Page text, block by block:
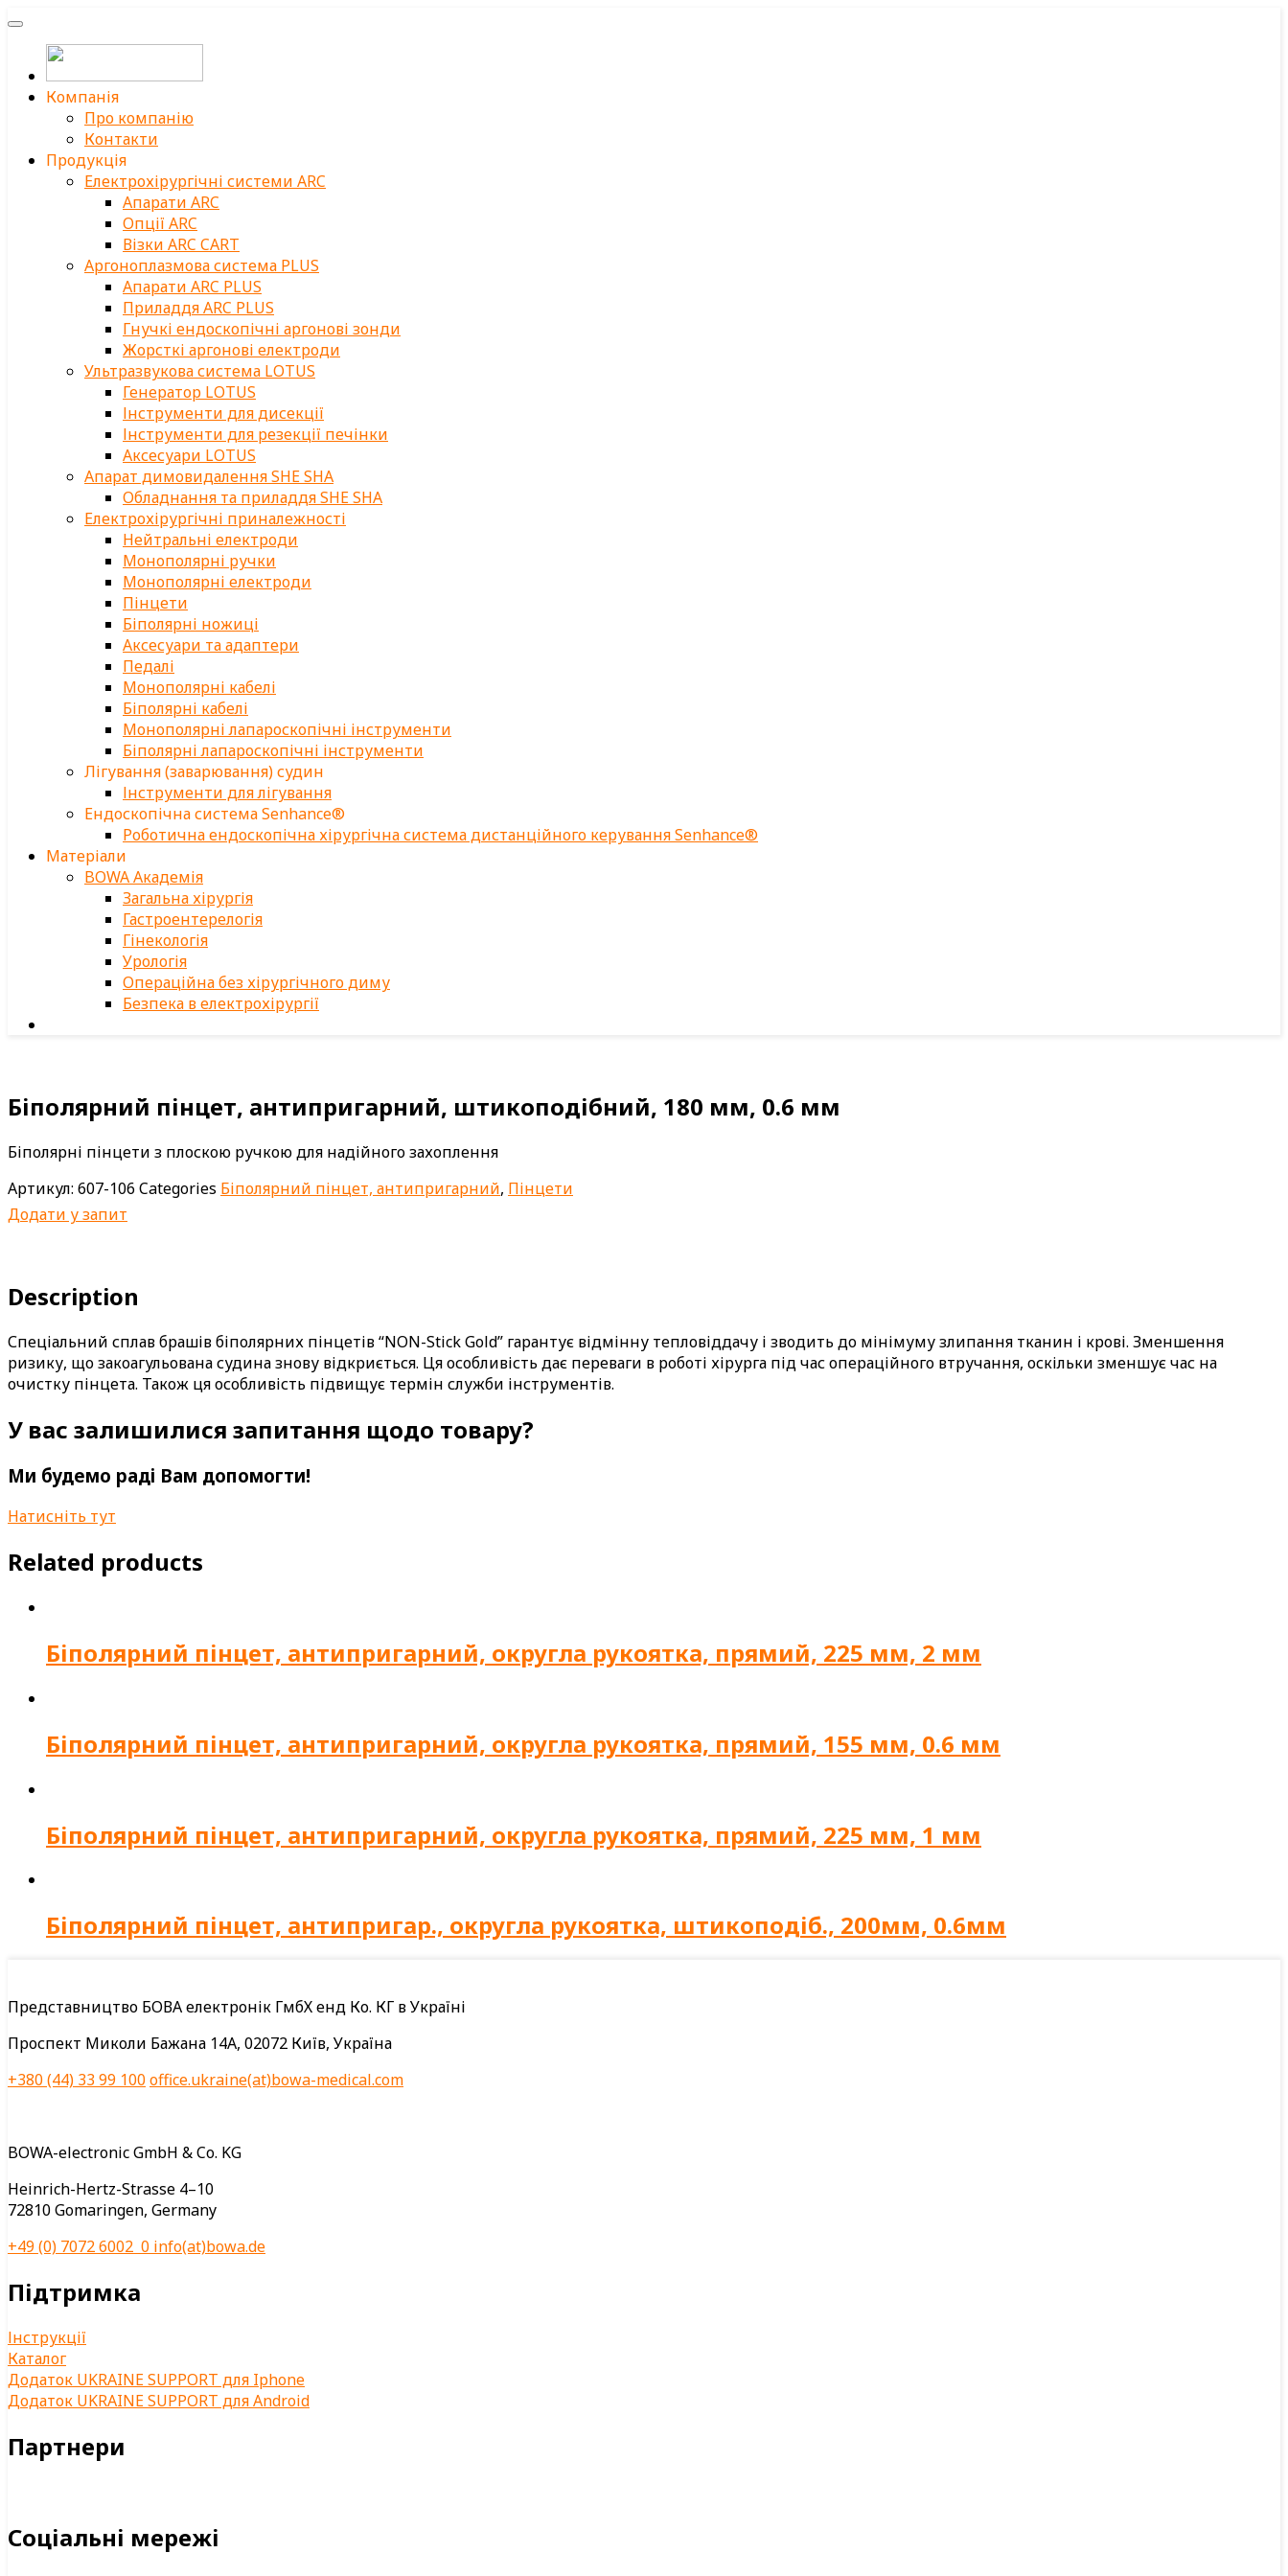
Компанія
Про компанію
Контакти
Продукція
Електрохірургічні системи ARC
Апарати ARC
Опції ARC
Візки ARC CART
Аргоноплазмова система PLUS
Апарати ARC PLUS
Приладдя ARC PLUS
Гнучкі ендоскопічні аргонові зонди
Жорсткі аргонові електроди
Ультразвукова система LOTUS
Генератор LOTUS
Інструменти для дисекції
Інструменти для резекції печінки
Аксесуари LOTUS
Апарат димовидалення SHE SHA
Обладнання та приладдя SHE SHA
Електрохірургічні приналежності
Нейтральні електроди
Монополярні ручки
Монополярні електроди
Пінцети
Біполярні ножиці
Аксесуари та адаптери
Педалі
Монополярні кабелі
Біполярні кабелі
Монополярні лапароскопічні інструменти
Біполярні лапароскопічні інструменти
Лігування (заварювання) судин
Інструменти для лігування
Ендоскопічна система Senhance®
Роботична ендоскопічна хірургічна система дистанційного керування Senhance®
Матеріали
BOWA Академія
Загальна хірургія
Гастроентерелогія
Гінекологія
Урологія
Операційна без хірургічного диму
Безпека в електрохірургії
Біполярний пінцет, антипригарний, штикоподібний, 180 мм, 0.6 мм
Біполярні пінцети з плоскою ручкою для надійного захоплення
Артикул: 607-106 Categories Біполярний пінцет, антипригарний, Пінцети
Додати у запит
Description
Спеціальний сплав брашів біполярних пінцетів “NON-Stick Gold” гарантує відмінну тепловіддачу і зводить до мінімуму злипання тканин і крові. Зменшення
ризику, що закоагульована судина знову відкриється. Ця особливість дає переваги в роботі хірурга під час операційного втручання, оскільки зменшує час на
очистку пінцета. Також ця особливість підвищує термін служби інструментів.
У вас залишилися запитання щодо товару?
Ми будемо раді Вам допомогти!
Натисніть тут
Related products
Біполярний пінцет, антипригарний, округла рукоятка, прямий, 225 мм, 2 мм
Біполярний пінцет, антипригарний, округла рукоятка, прямий, 155 мм, 0.6 мм
Біполярний пінцет, антипригарний, округла рукоятка, прямий, 225 мм, 1 мм
Біполярний пінцет, антипригар., округла рукоятка, штикоподіб., 200мм, 0.6мм
Представництво БОВА електронік ГмбХ енд Ко. КГ в Україні
Проспект Миколи Бажана 14А, 02072 Київ, Україна
+380 (44) 33 99 100office.ukraine(at)bowa-medical.com
BOWA-electronic GmbH & Co. KG
Heinrich-Hertz-Strasse 4–10
72810 Gomaringen, Germany
+49 (0) 7072 6002 0 info(at)bowa.de
Підтримка
Інструкції
Каталог
Додаток UKRAINE SUPPORT для Iphone
Додаток UKRAINE SUPPORT для Android
Партнери
Соціальні мережі